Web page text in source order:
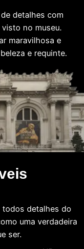
detalhes com
no museu.
maravilhosa e
e requinte.
todos detalhes do
uma verdadeira
ser.